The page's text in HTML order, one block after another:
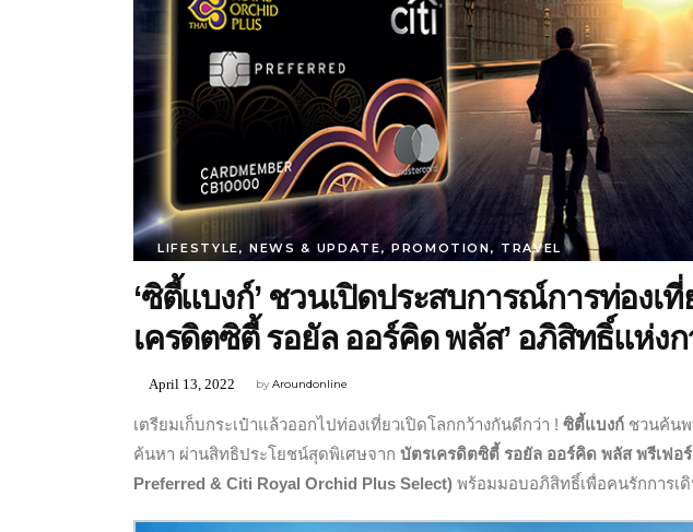
LIFESTYLE,NEWS & UPDATE, PROMOTION , TRAVEL
‘ซิตี้แบงก์’ ชวนเปิดประสบการณ์การท่องเ
เครดิตซิตี้ รอยัล ออร์คิด พลัส’ อภิสิทธิ์แห่ง
byAroundonline
April 13, 2022
เตรียมเก็บกระเป๋าแล้วออกไปท่องเที่ยวเปิดโลกกว้างกันดีกว่า ! ซิตี้แบงก์ ชวนค้นพ
ค้นหา ผ่านสิทธิประโยชน์สุดพิเศษจาก บัตรเครดิตซิตี้ รอยัล ออร์คิด พลัส พรีเฟอร์
Preferred & Citi Royal Orchid Plus Select) พร้อมมอบอภิสิทธิ์เพื่อคนรักการเ